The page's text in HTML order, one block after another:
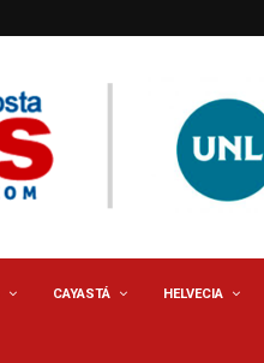
CAYASTÁ HELVECIA